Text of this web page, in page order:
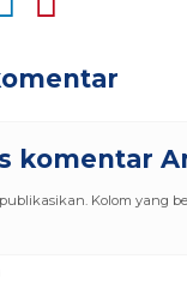
komentar
Kolom yang